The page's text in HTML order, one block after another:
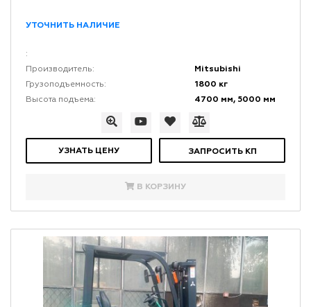
УТОЧНИТЬ НАЛИЧИЕ
:
Производитель:
Mitsubishi
Грузоподъемность: 1800 кг
Высота подъема: 4700 мм, 5000 мм
УЗНАТЬ ЦЕНУ ЗАПРОСИТЬ КП
В КОРЗИНУ